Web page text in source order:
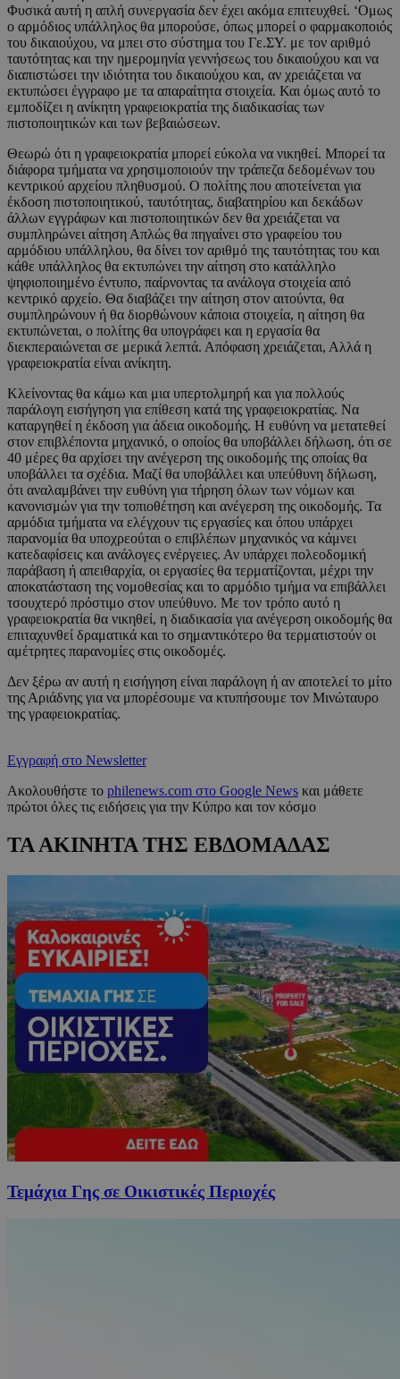
Φυσικά αυτή η απλή συνεργασία δεν έχει ακόμα επιτευχθεί. ‘Ομως
ο αρμόδιος υπάλληλος θα μπορούσε, όπως μπορεί ο φαρμακοποιός
του δικαιούχου, να μπει στο σύστημα του Γε.ΣΥ. με τον αριθμό
ταυτότητας και την ημερομηνία γεννήσεως του δικαιούχου και να
διαπιστώσει την ιδιότητα του δικαιούχου και, αν χρειάζεται να
εκτυπώσει έγγραφο με τα απαραίτητα στοιχεία. Και όμως αυτό το
εμποδίζει η ανίκητη γραφειοκρατία της διαδικασίας των
πιστοποιητικών και των βεβαιώσεων.
Θεωρώ ότι η γραφειοκρατία μπορεί εύκολα να νικηθεί. Μπορεί τα
διάφορα τμήματα να χρησιμοποιούν την τράπεζα δεδομένων του
κεντρικού αρχείου πληθυσμού. Ο πολίτης που αποτείνεται για
έκδοση πιστοποιητικού, ταυτότητας, διαβατηρίου και δεκάδων
άλλων εγγράφων και πιστοποιητικών δεν θα χρειάζεται να
συμπληρώνει αίτηση Απλώς θα πηγαίνει στο γραφείου του
αρμόδιου υπάλληλου, θα δίνει τον αριθμό της ταυτότητας του και
κάθε υπάλληλος θα εκτυπώνει την αίτηση στο κατάλληλο
ψηφιοποιημένο έντυπο, παίρνοντας τα ανάλογα στοιχεία από
κεντρικό αρχείο. Θα διαβάζει την αίτηση στον αιτούντα, θα
συμπληρώνουν ή θα διορθώνουν κάποια στοιχεία, η αίτηση θα
εκτυπώνεται, ο πολίτης θα υπογράφει και η εργασία θα
διεκπεραιώνεται σε μερικά λεπτά. Απόφαση χρειάζεται, Αλλά η
γραφειοκρατία είναι ανίκητη.
Κλείνοντας θα κάμω και μια υπερτολμηρή και για πολλούς
παράλογη εισήγηση για επίθεση κατά της γραφειοκρατίας. Να
καταργηθεί η έκδοση για άδεια οικοδομής. Η ευθύνη να μετατεθεί
στον επιβλέποντα μηχανικό, ο οποίος θα υποβάλλει δήλωση, ότι σε
40 μέρες θα αρχίσει την ανέγερση της οικοδομής της οποίας θα
υποβάλλει τα σχέδια. Μαζί θα υποβάλλει και υπεύθυνη δήλωση,
ότι αναλαμβάνει την ευθύνη για τήρηση όλων των νόμων και
κανονισμών για την τοπιοθέτηση και ανέγερση της οικοδομής. Τα
αρμόδια τμήματα να ελέγχουν τις εργασίες και όπου υπάρχει
παρανομία θα υποχρεούται ο επιβλέπων μηχανικός να κάμνει
κατεδαφίσεις και ανάλογες ενέργειες. Αν υπάρχει πολεοδομική
παράβαση ή απειθαρχία, οι εργασίες θα τερματίζονται, μέχρι την
αποκατάσταση της νομοθεσίας και το αρμόδιο τμήμα να επιβάλλει
τσουχτερό πρόστιμο στον υπεύθυνο. Με τον τρόπο αυτό η
γραφειοκρατία θα νικηθεί, η διαδικασία για ανέγερση οικοδομής θα
επιταχυνθεί δραματικά και το σημαντικότερο θα τερματιστούν οι
αμέτρητες παρανομίες στις οικοδομές.
Δεν ξέρω αν αυτή η εισήγηση είναι παράλογη ή αν αποτελεί το μίτο
της Αριάδνης για να μπορέσουμε να κτυπήσουμε τον Μινώταυρο
της γραφειοκρατίας.
Εγγραφή στο Newsletter
Ακολουθήστε το philenews.com στο Google News και μάθετε
πρώτοι όλες τις ειδήσεις για την Κύπρο και τον κόσμο
ΤΑ ΑΚΙΝΗΤΑ ΤΗΣ ΕΒΔΟΜΑΔΑΣ
Τεμάχια Γης σε Οικιστικές Περιοχές